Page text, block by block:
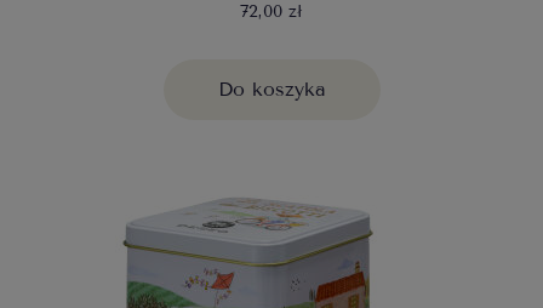
72,00 zł
Do koszyka